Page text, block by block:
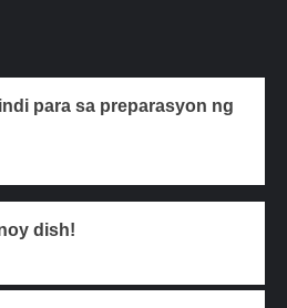
para sa preparasyon ng
dish!